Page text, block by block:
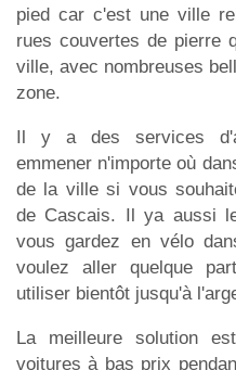
pied car c'est une ville
rues couvertes de pierre
ville, avec nombreuses
zone.
Il y a des services
emmener n'importe où
de la ville si vous
de Cascais. Il ya aussi
vous gardez en vélo
voulez aller quelque
utiliser bientôt jusqu'à
La meilleure solution
voitures à bas prix